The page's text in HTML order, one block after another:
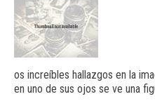
os increíbles hallazgos en la
en uno de sus ojos se ve una